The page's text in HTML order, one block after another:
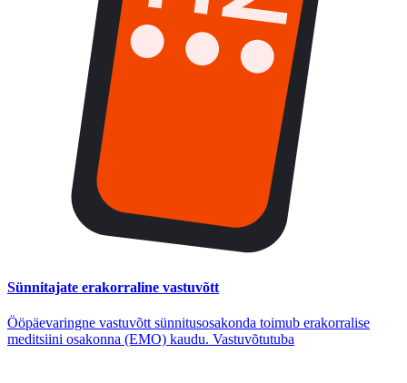
Sünnitajate erakorraline vastuvõtt
Ööpäevaringne vastuvõtt sünnitusosakonda toimub erakorralise
meditsiini osakonna (EMO) kaudu. Vastuvõtutuba